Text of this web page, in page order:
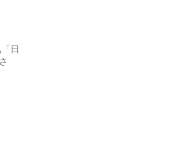
日